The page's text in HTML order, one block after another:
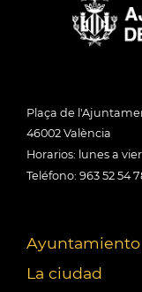
Plaça de
46002 València
Horarios: lunes a
Teléfono: 963 52 54
Ayuntamiento
La ciudad